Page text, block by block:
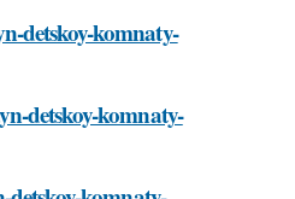
detskoy-komnaty-
detskoy-komnaty-